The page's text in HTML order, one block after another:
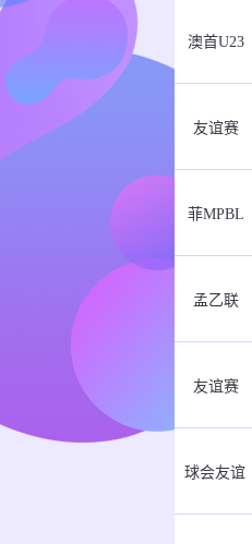
澳首U23
友谊赛
菲MPBL
孟乙联
友谊赛
球会友谊